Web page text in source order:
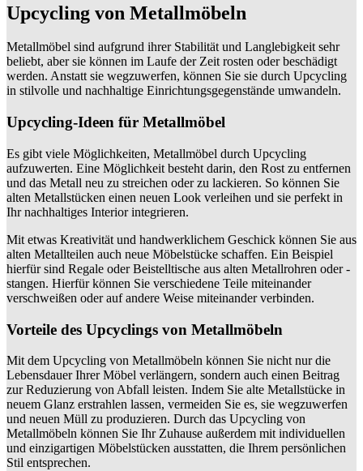
Upcycling von Metallmöbeln
Metallmöbel sind aufgrund ihrer Stabilität und Langlebigkeit sehr
beliebt, aber sie können im Laufe der Zeit rosten oder beschädigt
werden. Anstatt sie wegzuwerfen, können Sie sie durch Upcycling
in stilvolle und nachhaltige Einrichtungsgegenstände umwandeln.
Upcycling-Ideen für Metallmöbel
Es gibt viele Möglichkeiten, Metallmöbel durch Upcycling
aufzuwerten. Eine Möglichkeit besteht darin, den Rost zu entfernen
und das Metall neu zu streichen oder zu lackieren. So können Sie
alten Metallstücken einen neuen Look verleihen und sie perfekt in
Ihr nachhaltiges Interior integrieren.
Mit etwas Kreativität und handwerklichem Geschick können Sie aus
alten Metallteilen auch neue Möbelstücke schaffen. Ein Beispiel
hierfür sind Regale oder Beistelltische aus alten Metallrohren oder -
stangen. Hierfür können Sie verschiedene Teile miteinander
verschweißen oder auf andere Weise miteinander verbinden.
Vorteile des Upcyclings von Metallmöbeln
Mit dem Upcycling von Metallmöbeln können Sie nicht nur die
Lebensdauer Ihrer Möbel verlängern, sondern auch einen Beitrag
zur Reduzierung von Abfall leisten. Indem Sie alte Metallstücke in
neuem Glanz erstrahlen lassen, vermeiden Sie es, sie wegzuwerfen
und neuen Müll zu produzieren. Durch das Upcycling von
Metallmöbeln können Sie Ihr Zuhause außerdem mit individuellen
und einzigartigen Möbelstücken ausstatten, die Ihrem persönlichen
Stil entsprechen.